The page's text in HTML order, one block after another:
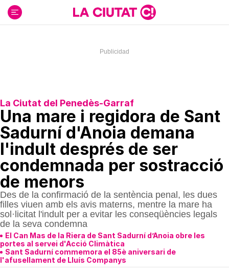
contenido
La Ciutat del Penedès-Garraf
Una mare i regidora de Sant
Sadurní d'Anoia demana
l'indult després de ser
condemnada per sostracció
de menors
Des de la confirmació de la sentència penal, les dues
filles viuen amb els avis materns, mentre la mare ha
sol·licitat l'indult per a evitar les conseqüències legals
de la seva condemna
El Can Mas de la Riera de Sant Sadurní d’Anoia obre les
portes al servei d'Acció Climàtica
Sant Sadurní commemora el 85è aniversari de
l'afusellament de Lluís Companys